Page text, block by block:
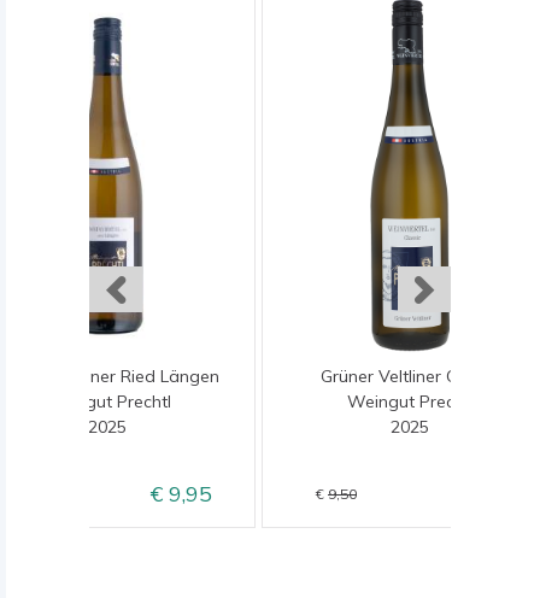
Veltliner Ried Längen
Weingut Prechtl
2025
9,95
Grüner Veltliner Classic
Weingut Prechtl
2025
9,50